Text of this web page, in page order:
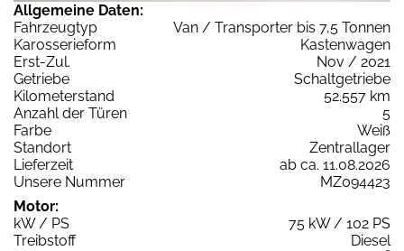
Allgemeine Daten:
Fahrzeugtyp
Van / Transporter bis 7,5 Tonnen
Karosserieform
Kastenwagen
Erst-Zul.
Nov / 2021
Getriebe
Schaltgetriebe
Kilometerstand
52.557 km
Anzahl der Türen
5
Farbe
Weiß
Standort
Zentrallager
Lieferzeit
ab ca. 11.08.2026
Unsere Nummer
MZ094423
Motor:
kW / PS
75 kW / 102 PS
Treibstoff
Diesel